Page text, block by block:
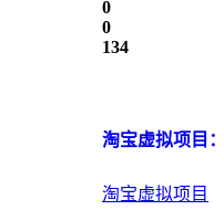
0
0
134
淘宝虚拟项目
淘宝虚拟项目